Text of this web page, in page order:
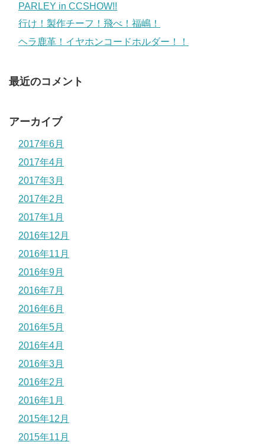
PARLEY in CCSHOW!!
行け！製作チーフ！飛べ！福嶋！
ヘラ鹿革！イヤホンコードホルダー！！
最近のコメント
アーカイブ
2017年6月
2017年4月
2017年3月
2017年2月
2017年1月
2016年12月
2016年11月
2016年9月
2016年7月
2016年6月
2016年5月
2016年4月
2016年3月
2016年2月
2016年1月
2015年12月
2015年11月